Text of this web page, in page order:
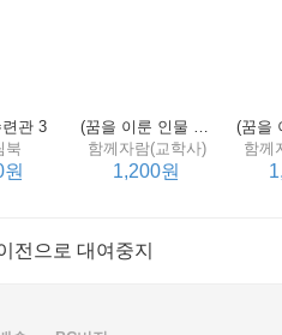
관 3
북
(꿈을 이룬 인물 탐구 2) 제인 구달
함께자람(교학사)
1,200원
함께
름방학 참고서 이벤트
전으로 대여중지